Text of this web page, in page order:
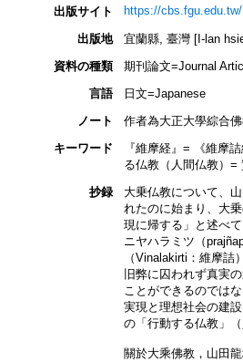
出版サイト
https://cbs.fgu.edu.tw/
出版地
宜蘭縣, 臺灣 [I-lan
資料の種類
期刊論文=Journal
言語
日文=Japanese
ノート
作者為大正大學綜合
キーワード
『維摩経』= 《維摩
る仏教（人間仏教）=
抄録
大乗仏教について、
れたのに始まり、大
現に帰する」と述べ
ニヤハラミツ（
（Vinalakirti：維摩
旧弊に囚われず真実
ことができるのでは
実現と理想社会の建
の「行動する仏教」
關於大乘佛教，山田